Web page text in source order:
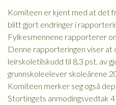
Komiteen er kjent med at det
blitt gjort endringer i
Fylkesmennene rapporterer
Denne rapporteringen viser at
leirskoletilskudd til 8,3 pst. av
grunnskoleelever skoleårene
Komiteen merker seg også
Stortingets anmodingsvedtak